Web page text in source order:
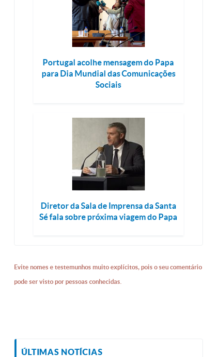
Portugal acolhe mensagem do Papa
para Dia Mundial das Comunicações
Sociais
Diretor da Sala de Imprensa da Santa
Sé fala sobre próxima viagem do Papa
Evite nomes e testemunhos muito explícitos, pois o seu comentário
pode ser visto por pessoas conhecidas.
ÚLTIMAS NOTÍCIAS